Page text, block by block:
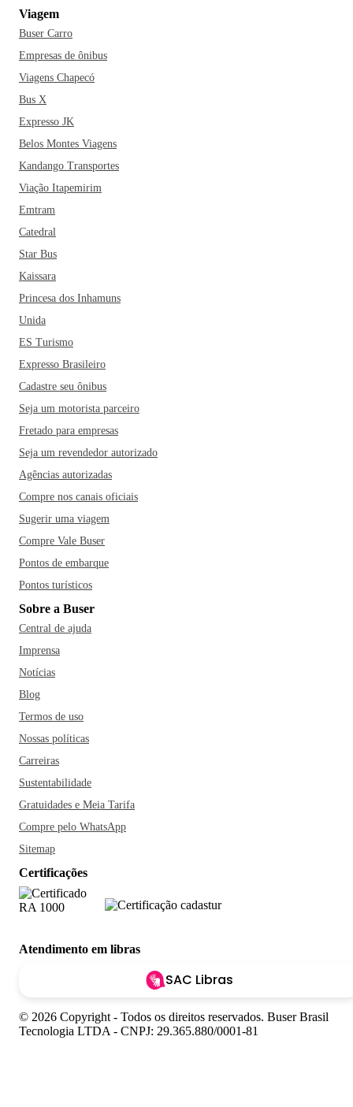
Viagem
Buser Carro
Empresas de ônibus
Viagens Chapecó
Bus X
Expresso JK
Belos Montes Viagens
Kandango Transportes
Viação Itapemirim
Emtram
Catedral
Star Bus
Kaissara
Princesa dos Inhamuns
Unida
ES Turismo
Expresso Brasileiro
Cadastre seu ônibus
Seja um motorista parceiro
Fretado para empresas
Seja um revendedor autorizado
Agências autorizadas
Compre nos canais oficiais
Sugerir uma viagem
Compre Vale Buser
Pontos de embarque
Pontos turísticos
Sobre a Buser
Central de ajuda
Imprensa
Notícias
Blog
Termos de uso
Nossas políticas
Carreiras
Sustentabilidade
Gratuidades e Meia Tarifa
Compre pelo WhatsApp
Sitemap
Certificações
Atendimento em libras
SAC Libras
© 2026 Copyright - Todos os direitos reservados. Buser Brasil
Tecnologia LTDA - CNPJ: 29.365.880/0001-81